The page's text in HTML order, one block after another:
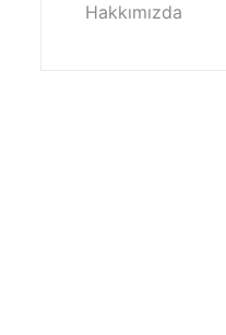
Hakkımızda